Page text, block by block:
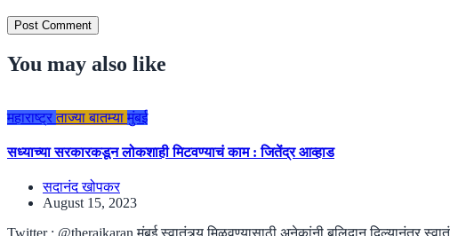
You may also like
महाराष्ट्र ताज्या बातम्या मुंबई
सध्याच्या सरकारकडून लोकशाही मिटवण्याचं काम : जितेंद्र आव्हाड
सदानंद खोपकर
August 15, 2023